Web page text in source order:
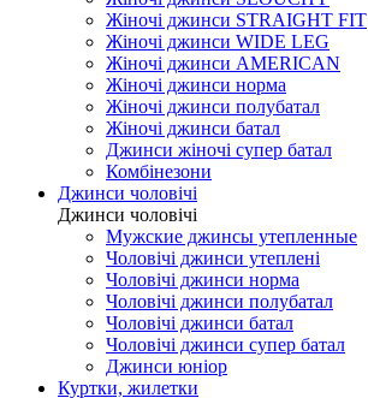
Жіночі джинси STRAIGHT FIT
Жіночі джинси WIDE LEG
Жіночі джинси AMERICAN
Жіночі джинси норма
Жіночі джинси полубатал
Жіночі джинси батал
Джинси жіночі супер батал
Комбінезони
Джинси чоловічі
Джинси чоловічі
Мужские джинсы утепленные
Чоловічі джинси утеплені
Чоловічі джинси норма
Чоловічі джинси полубатал
Чоловічі джинси батал
Чоловічі джинси супер батал
Джинси юніор
Куртки, жилетки